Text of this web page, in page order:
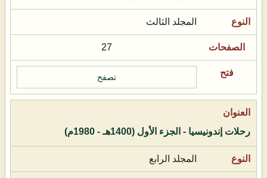
المجلد الثالث
27
تصفح
رحلات إندونيسيا - الجزء الأول (1400هـ - 1980م)
المجلد الرابع